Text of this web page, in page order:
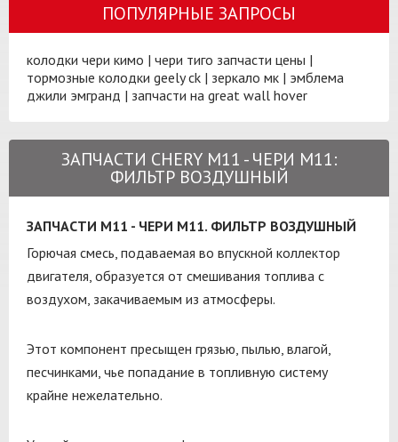
ПОПУЛЯРНЫЕ ЗАПРОСЫ
колодки чери кимо | чери тиго запчасти цены |
тормозные колодки geely ck | зеркало мк | эмблема
джили эмгранд | запчасти на great wall hover
ЗАПЧАСТИ CHERY M11 - ЧЕРИ М11:
ФИЛЬТР ВОЗДУШНЫЙ
ЗАПЧАСТИ М11 - ЧЕРИ М11. ФИЛЬТР ВОЗДУШНЫЙ
Горючая смесь, подаваемая во впускной коллектор
двигателя, образуется от смешивания топлива с
воздухом, закачиваемым из атмосферы.
Этот компонент пресыщен грязью, пылью, влагой,
песчинками, чье попадание в топливную систему
крайне нежелательно.